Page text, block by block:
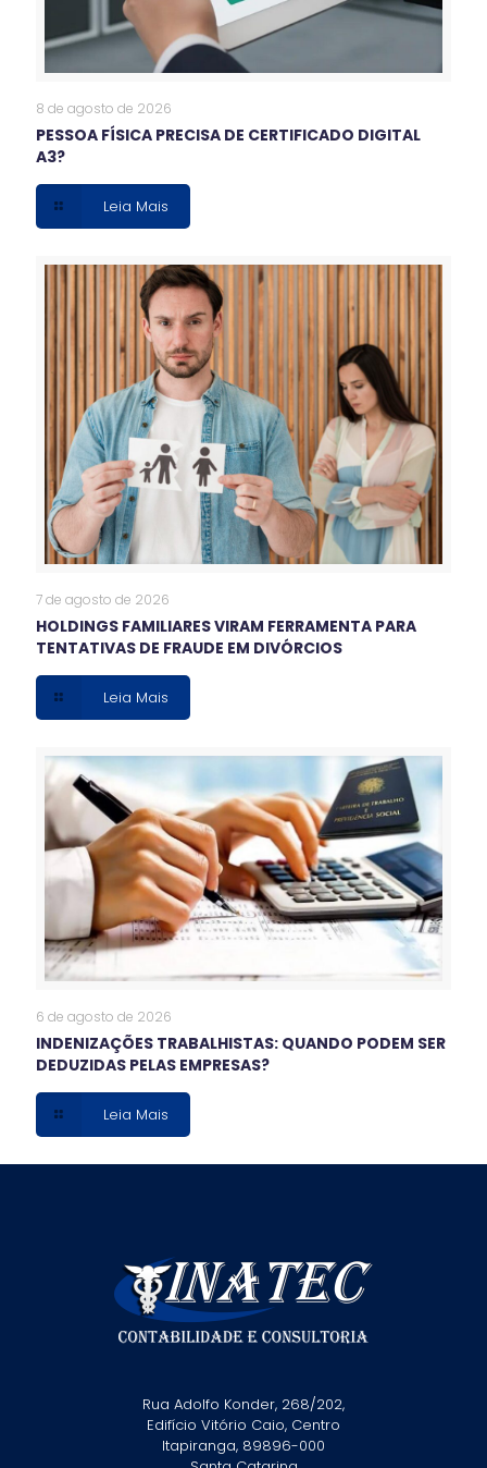
8 de agosto de 2026
PESSOA FÍSICA PRECISA DE CERTIFICADO DIGITAL
A3?
Leia Mais
7 de agosto de 2026
HOLDINGS FAMILIARES VIRAM FERRAMENTA PARA
TENTATIVAS DE FRAUDE EM DIVÓRCIOS
Leia Mais
6 de agosto de 2026
INDENIZAÇÕES TRABALHISTAS: QUANDO PODEM SER
DEDUZIDAS PELAS EMPRESAS?
Leia Mais
Rua Adolfo Konder, 268/202,
Edifício Vitório Caio, Centro
Itapiranga, 89896-000